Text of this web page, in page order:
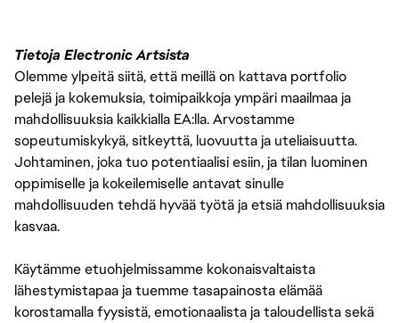
Tietoja Electronic Artsista
Olemme ylpeitä siitä, että meillä on kattava portfolio
pelejä ja kokemuksia, toimipaikkoja ympäri maailmaa ja
mahdollisuuksia kaikkialla EA:lla. Arvostamme
sopeutumiskykyä, sitkeyttä, luovuutta ja uteliaisuutta.
Johtaminen, joka tuo potentiaalisi esiin, ja tilan luominen
oppimiselle ja kokeilemiselle antavat sinulle
mahdollisuuden tehdä hyvää työtä ja etsiä mahdollisuuksia
kasvaa.
Käytämme etuohjelmissamme kokonaisvaltaista
lähestymistapaa ja tuemme tasapainosta elämää
korostamalla fyysistä, emotionaalista ja taloudellista sekä